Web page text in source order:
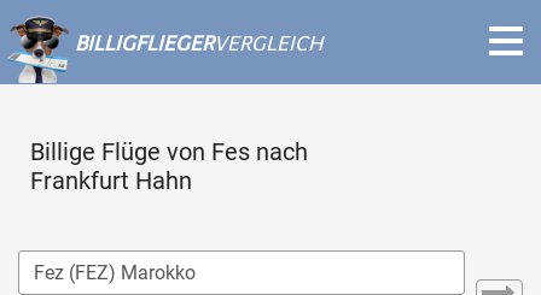
BILLIGFLIEGERVERGLEICH
Billige Flüge von Fes nach
Frankfurt Hahn